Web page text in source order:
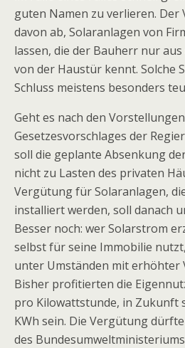
guten Namen zu verlieren. Der
davon ab, Solaranlagen von
lassen, die der Bauherr nur
von der Haustür kennt. Solche
Schluss meistens besonders
Geht es nach den
Gesetzesvorschlages der
soll die geplante Absenkung
nicht zu Lasten des privaten
Vergütung für Solaranlagen,
installiert werden, soll danach
Besser noch: wer Solarstrom
selbst für seine Immobilie
unter Umständen mit erhöhter
Bisher profitierten die
pro Kilowattstunde, in Zukunft
KWh sein. Die Vergütung
des